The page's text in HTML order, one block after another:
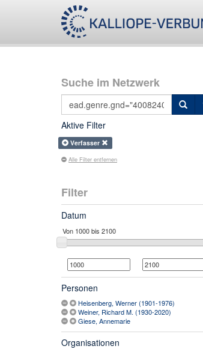
Suche im Netzwerk
Aktive Filter
Verfasser
Alle Filter entfernen
Filter
Datum
Personen
Heisenberg, Werner (1901-1976)
Weiner, Richard M. (1930-2020)
Giese, Annemarie
Organisationen